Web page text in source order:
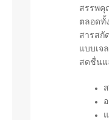
สรรพคุ
ตลอดทั้
สารสกั
แบบเจ
สดชื่นแ